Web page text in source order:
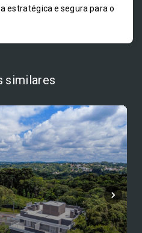
estratégica e segura para o
similares